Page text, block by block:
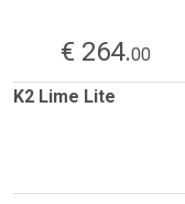
€ 264.00
K2 Lime Lite